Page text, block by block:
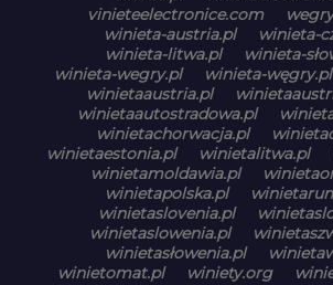
vinieteelectronice.com
winieta-austria.pl
winieta-
winieta-litwa.pl
winieta-
winieta-wegry.pl
winieta-węgry.pl
winietaaustria.pl
winietaautostradowa.pl
winietachorwacja.pl
winietaestonia.pl
winietalitwa.pl
winietamoldawia.pl
winietapolska.pl
winietaslovenia.pl
winietaslowenia.pl
winietasłowenia.pl
winietomat.pl
winiety.org